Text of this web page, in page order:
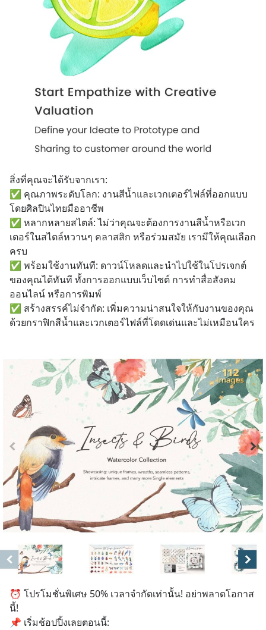
สิ่งที่คุณจะได้รับจากเรา:
✅ คุณภาพระดับโลก: งานสีน้ำและเวกเตอร์ไฟล์ที่ออกแบบ
โดยศิลปินไทยมืออาชีพ
✅ หลากหลายสไตล์: ไม่ว่าคุณจะต้องการงานสีน้ำหรือเวก
เตอร์ในสไตล์หวานๆ คลาสสิก หรือร่วมสมัย เรามีให้คุณเลือก
ครบ
✅ พร้อมใช้งานทันที: ดาวน์โหลดและนำไปใช้ในโปรเจกต์
ของคุณได้ทันที ทั้งการออกแบบเว็บไซต์ การทำสื่อสังคม
ออนไลน์ หรือการพิมพ์
✅ สร้างสรรค์ไม่จำกัด: เพิ่มความน่าสนใจให้กับงานของคุณ
ด้วยกราฟิกสีน้ำและเวกเตอร์ไฟล์ที่โดดเด่นและไม่เหมือนใคร
⏰ โปรโมชั่นพิเศษ 50% เวลาจำกัดเท่านั้น! อย่าพลาดโอกาส
นี้!
📌 เริ่มช้อปปิ้งเลยตอนนี้: